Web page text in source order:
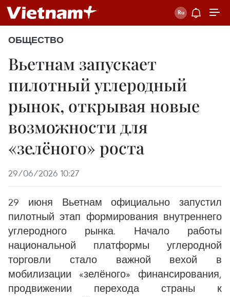
ОБЩЕСТВО
Вьетнам запускает
пилотный углеродный
рынок, открывая новые
возможности для
«зелёного» роста
29/06/2026 10:27
29 июня Вьетнам официально запустил
пилотный этап формирования внутреннего
углеродного рынка. Начало работы
национальной платформы углеродной
торговли стало важной вехой в
мобилизации «зелёного» финансирования,
продвижении перехода страны к